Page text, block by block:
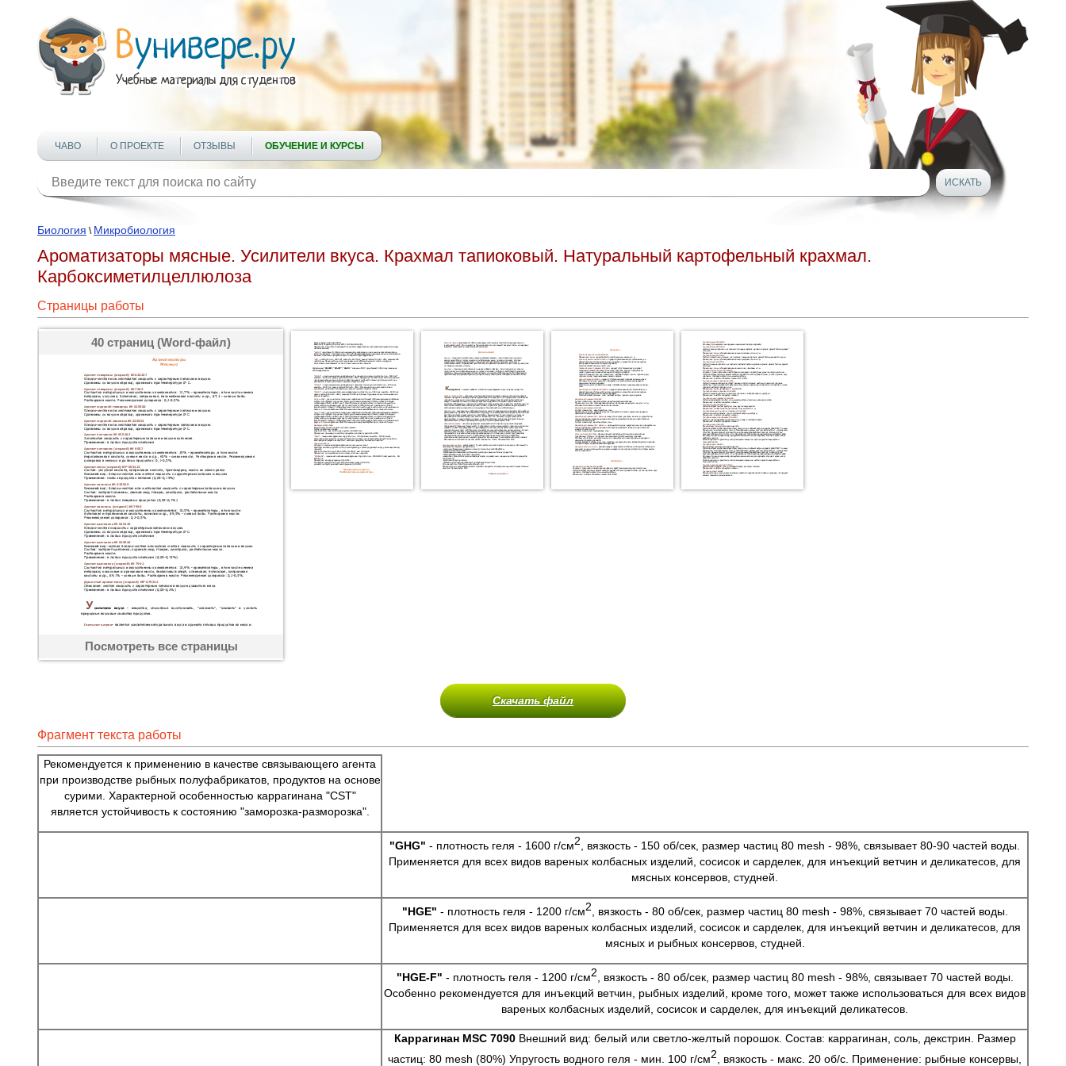
ЧАВО О ПРОЕКТЕ ОТЗЫВЫ ОБУЧЕНИЕ И КУРСЫ
Биология \ Микробиология
Ароматизаторы мясные. Усилители вкуса. Крахмал тапиоковый. Натуральный картофельный крахмал.
Карбоксиметилцеллюлоза
Страницы работы
40 страниц (Word-файл)
Посмотреть все страницы
Скачать файл
Фрагмент текста работы
Рекомендуется к применению в качестве связывающего агента
при производстве рыбных полуфабрикатов, продуктов на основе
сурими. Характерной особенностью каррагинана "CST"
является устойчивость к состоянию "заморозка-разморозка".
"GHG" - плотность геля - 1600 г/см2 , вязкость - 150 об/сек, размер частиц 80 mesh - 98%, связывает 80-90 частей воды.
Применяется для всех видов вареных колбасных изделий, сосисок и сарделек, для инъекций ветчин и деликатесов, для
мясных консервов, студней.
"HGE" - плотность геля - 1200 г/см2 , вязкость - 80 об/сек, размер частиц 80 mesh - 98%, связывает 70 частей воды.
Применяется для всех видов вареных колбасных изделий, сосисок и сарделек, для инъекций ветчин и деликатесов, для
мясных и рыбных консервов, студней.
"HGE-F" - плотность геля - 1200 г/см2 , вязкость - 80 об/сек, размер частиц 80 mesh - 98%, связывает 70 частей воды.
Особенно рекомендуется для инъекций ветчин, рыбных изделий, кроме того, может также использоваться для всех видов
вареных колбасных изделий, сосисок и сарделек, для инъекций деликатесов.
Каррагинан MSC 7090Внешний вид: белый или светло-желтый порошок. Состав: каррагинан, соль, декстрин. Размер
частиц: 80 mesh (80%) Упругость водного геля - мин. 100 г/см2 , вязкость - макс. 20 об/с. Применение: рыбные консервы,